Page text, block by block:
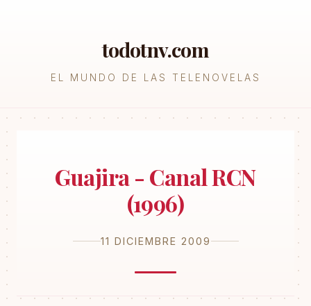
todotnv.com
EL MUNDO DE LAS TELENOVELAS
Guajira - Canal RCN
(1996)
11 DICIEMBRE 2009